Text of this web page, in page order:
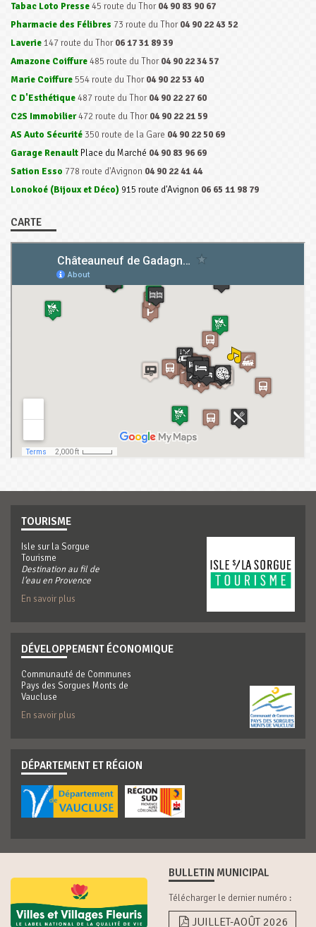
Tabac Loto Presse45 route du Thor04 90 83 90 67
Pharmacie des Félibres 73 route du Thor04 90 22 43 52
Laverie147 route du Thor06 17 31 89 39
Amazone Coiffure485 route du Thor04 90 22 34 57
Marie Coiffure 554 route du Thor04 90 22 53 40
C D'Esthétique487 route du Thor04 90 22 27 60
C2S Immobilier472 route du Thor04 90 22 21 59
AS Auto Sécurité 350 route de la Gare 04 90 22 50 69
Garage Renault Place du Marché 04 90 83 96 69
Sation Esso 778 route d'Avignon 04 90 22 41 44
Lonokoé (Bijoux et Déco) 915 route d'Avignon 06 65 11 98 79
CARTE
TOURISME
Isle sur la Sorgue
Tourisme
Destination au fil de
l'eau en Provence
En savoir plus
DÉVELOPPEMENT ÉCONOMIQUE
Communauté de Communes
Pays des Sorgues Monts de
Vaucluse
En savoir plus
DÉPARTEMENT ET RÉGION
BULLETIN MUNICIPAL
Télécharger le dernier numéro :
JUILLET-AOÛT 2026